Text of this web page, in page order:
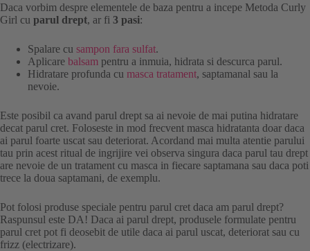
Daca vorbim despre elementele de baza pentru a incepe Metoda Curly
Girl cu parul drept, ar fi 3 pasi:
Spalare cu sampon fara sulfat.
Aplicare balsam pentru a inmuia, hidrata si descurca parul.
Hidratare profunda cu masca tratament, saptamanal sau la
nevoie.
Este posibil ca avand parul drept sa ai nevoie de mai putina hidratare
decat parul cret. Foloseste in mod frecvent masca hidratanta doar daca
ai parul foarte uscat sau deteriorat. Acordand mai multa atentie parului
tau prin acest ritual de ingrijire vei observa singura daca parul tau drept
are nevoie de un tratament cu masca in fiecare saptamana sau daca poti
trece la doua saptamani, de exemplu.
Pot folosi produse speciale pentru parul cret daca am parul drept?
Raspunsul este DA! Daca ai parul drept, produsele formulate pentru
parul cret pot fi deosebit de utile daca ai parul uscat, deteriorat sau cu
frizz (electrizare).